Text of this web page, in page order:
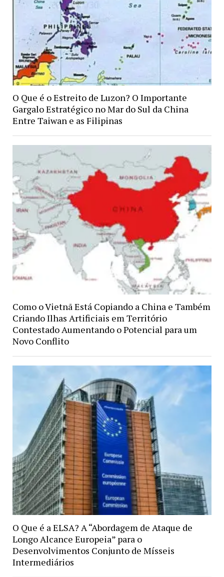
O Que é o Estreito de Luzon? O Importante
Gargalo Estratégico no Mar do Sul da China
Entre Taiwan e as Filipinas
Como o Vietnã Está Copiando a China e Também
Criando Ilhas Artificiais em Território
Contestado Aumentando o Potencial para um
Novo Conflito
O Que é a ELSA? A “Abordagem de Ataque de
Longo Alcance Europeia” para o
Desenvolvimentos Conjunto de Mísseis
Intermediários